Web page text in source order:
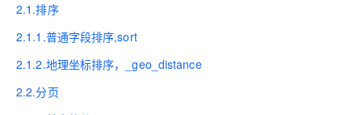
2.1.排序
2.1.1.普通字段排序,sort
2.1.2.地理坐标排序，_geo_distance
2.2.分页